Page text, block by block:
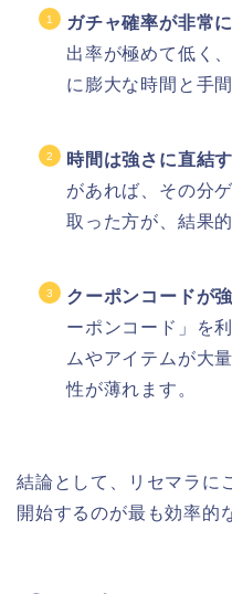
ガチャ確率が非常
出率が極めて低く
に膨大な時間と手
時間は強さに直結
があれば、その分
取った方が、結果
クーポンコードが
ーポンコード」を
ムやアイテムが大
性が薄れます。
結論として、リセマラに
開始するのが最も効率的